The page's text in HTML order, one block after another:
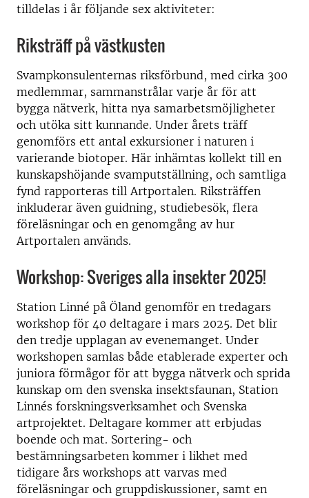
tilldelas i år följande sex aktiviteter:
Riksträff på västkusten
Svampkonsulenternas riksförbund, med cirka 300
medlemmar, sammanstrålar varje år för att
bygga nätverk, hitta nya samarbetsmöjligheter
och utöka sitt kunnande. Under årets träff
genomförs ett antal exkursioner i naturen i
varierande biotoper. Här inhämtas kollekt till en
kunskapshöjande svamputställning, och samtliga
fynd rapporteras till Artportalen. Riksträffen
inkluderar även guidning, studiebesök, flera
föreläsningar och en genomgång av hur
Artportalen används.
Workshop: Sveriges alla insekter 2025!
Station Linné på Öland genomför en tredagars
workshop för 40 deltagare i mars 2025. Det blir
den tredje upplagan av evenemanget. Under
workshopen samlas både etablerade experter och
juniora förmågor för att bygga nätverk och sprida
kunskap om den svenska insektsfaunan, Station
Linnés forskningsverksamhet och Svenska
artprojektet. Deltagare kommer att erbjudas
boende och mat. Sortering- och
bestämningsarbeten kommer i likhet med
tidigare års workshops att varvas med
föreläsningar och gruppdiskussioner, samt en